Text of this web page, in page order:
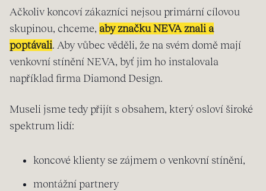
Ačkoliv koncoví zákazníci nejsou primární cílovou
skupinou, chceme, aby značku NEVA znali a
poptávali. Aby vůbec věděli, že na svém domě mají
venkovní stínění NEVA, byť jim ho instalovala
například firma Diamond Design.
Museli jsme tedy přijít s obsahem, který osloví široké
spektrum lidí:
koncové klienty se zájmem o venkovní stínění,
montážní partnery